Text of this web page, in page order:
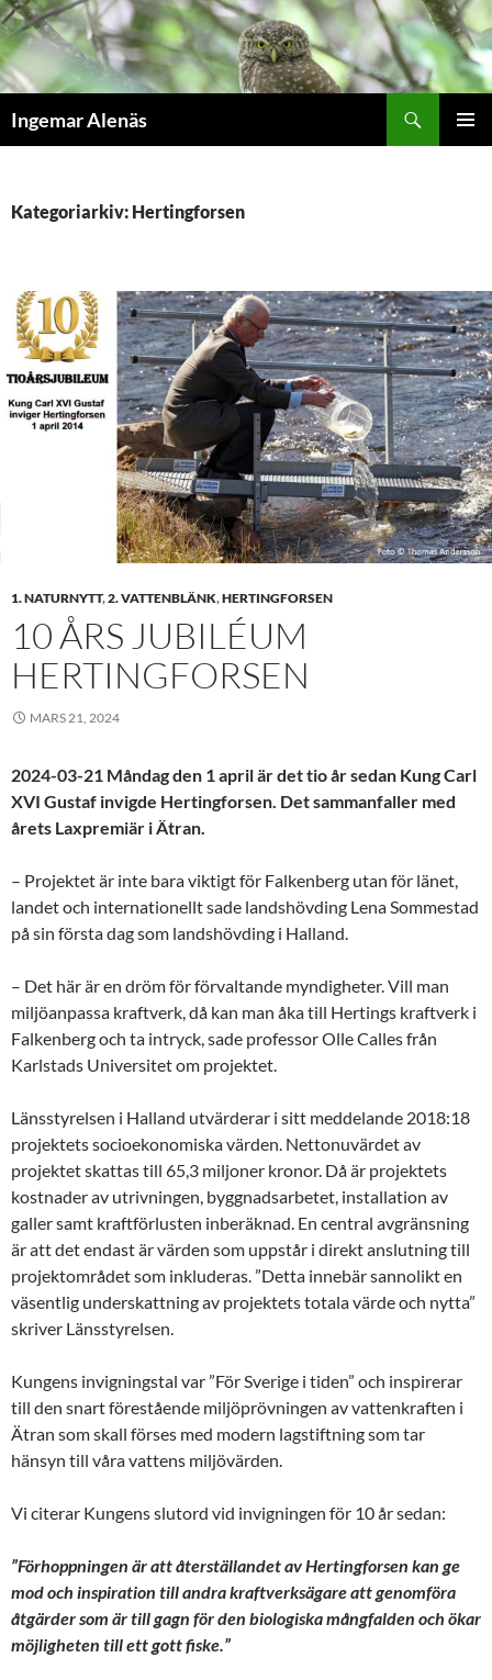
Hoppa
till
innehåll
Ingemar Alenäs
Kategoriarkiv: Hertingforsen
1. NATURNYTT,2. VATTENBLÄNK,HERTINGFORSEN
10 ÅRS JUBILÉUM
HERTINGFORSEN
MARS 21, 2024
2024-03-21 Måndag den 1 april är det tio år sedan Kung Carl
XVI Gustaf invigde Hertingforsen. Det sammanfaller med
årets Laxpremiär i Ätran.
– Projektet är inte bara viktigt för Falkenberg utan för länet,
landet och internationellt sade landshövding Lena Sommestad
på sin första dag som landshövding i Halland.
– Det här är en dröm för förvaltande myndigheter. Vill man
miljöanpassa kraftverk, då kan man åka till Hertings kraftverk i
Falkenberg och ta intryck, sade professor Olle Calles från
Karlstads Universitet om projektet.
Länsstyrelsen i Halland utvärderar i sitt meddelande 2018:18
projektets socioekonomiska värden. Nettonuvärdet av
projektet skattas till 65,3 miljoner kronor. Då är projektets
kostnader av utrivningen, byggnadsarbetet, installation av
galler samt kraftförlusten inberäknad. En central avgränsning
är att det endast är värden som uppstår i direkt anslutning till
projektområdet som inkluderas. ”Detta innebär sannolikt en
väsentlig underskattning av projektets totala värde och nytta”
skriver Länsstyrelsen.
Kungens invigningstal var ”För Sverige i tiden” och inspirerar
till den snart förestående miljöprövningen av vattenkraften i
Ätran som skall förses med modern lagstiftning som tar
hänsyn till våra vattens miljövärden.
Vi citerar Kungens slutord vid invigningen för 10 år sedan:
”Förhoppningen är att återställandet av Hertingforsen kan ge
mod och inspiration till andra kraftverksägare att genomföra
åtgärder som är till gagn för den biologiska mångfalden och ökar
möjligheten till ett gott fiske.”